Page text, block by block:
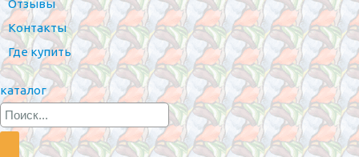
Отзывы
Контакты
Где купить
каталог